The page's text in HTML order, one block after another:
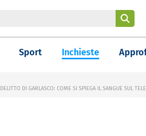
Sport Inchieste
DELITTO DI GARLASCO: COME SI SPIEGA IL SANGUE SUL